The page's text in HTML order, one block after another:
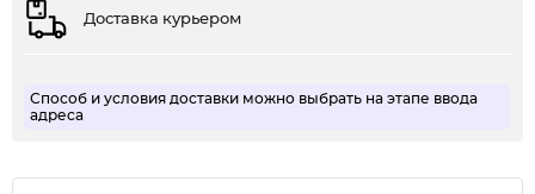
Доставка курьером
Способ и условия доставки можно выбрать на этапе ввода
адреса